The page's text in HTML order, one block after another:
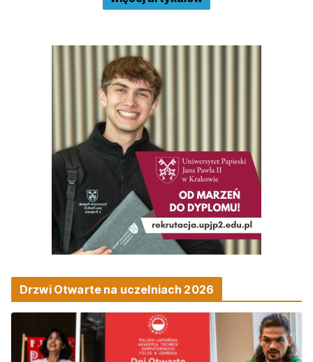
Drzwi Otwarte na uczelniach 2026